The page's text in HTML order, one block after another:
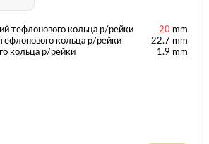
тефлонового кольца р/рейки 20 mm
кольца р/рейки
22.7 mm
кольца р/рейки 1.9 mm